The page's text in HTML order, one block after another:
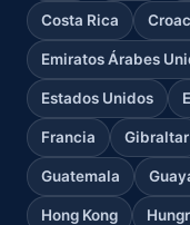
Costa Rica
Emiratos Árabes
Estados Unidos
Francia Gibraltar
Guatemala
Hong Kong